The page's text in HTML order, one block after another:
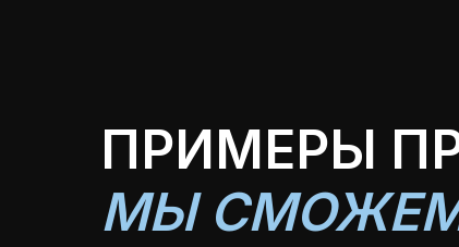
ПРИМЕРЫ
МЫ